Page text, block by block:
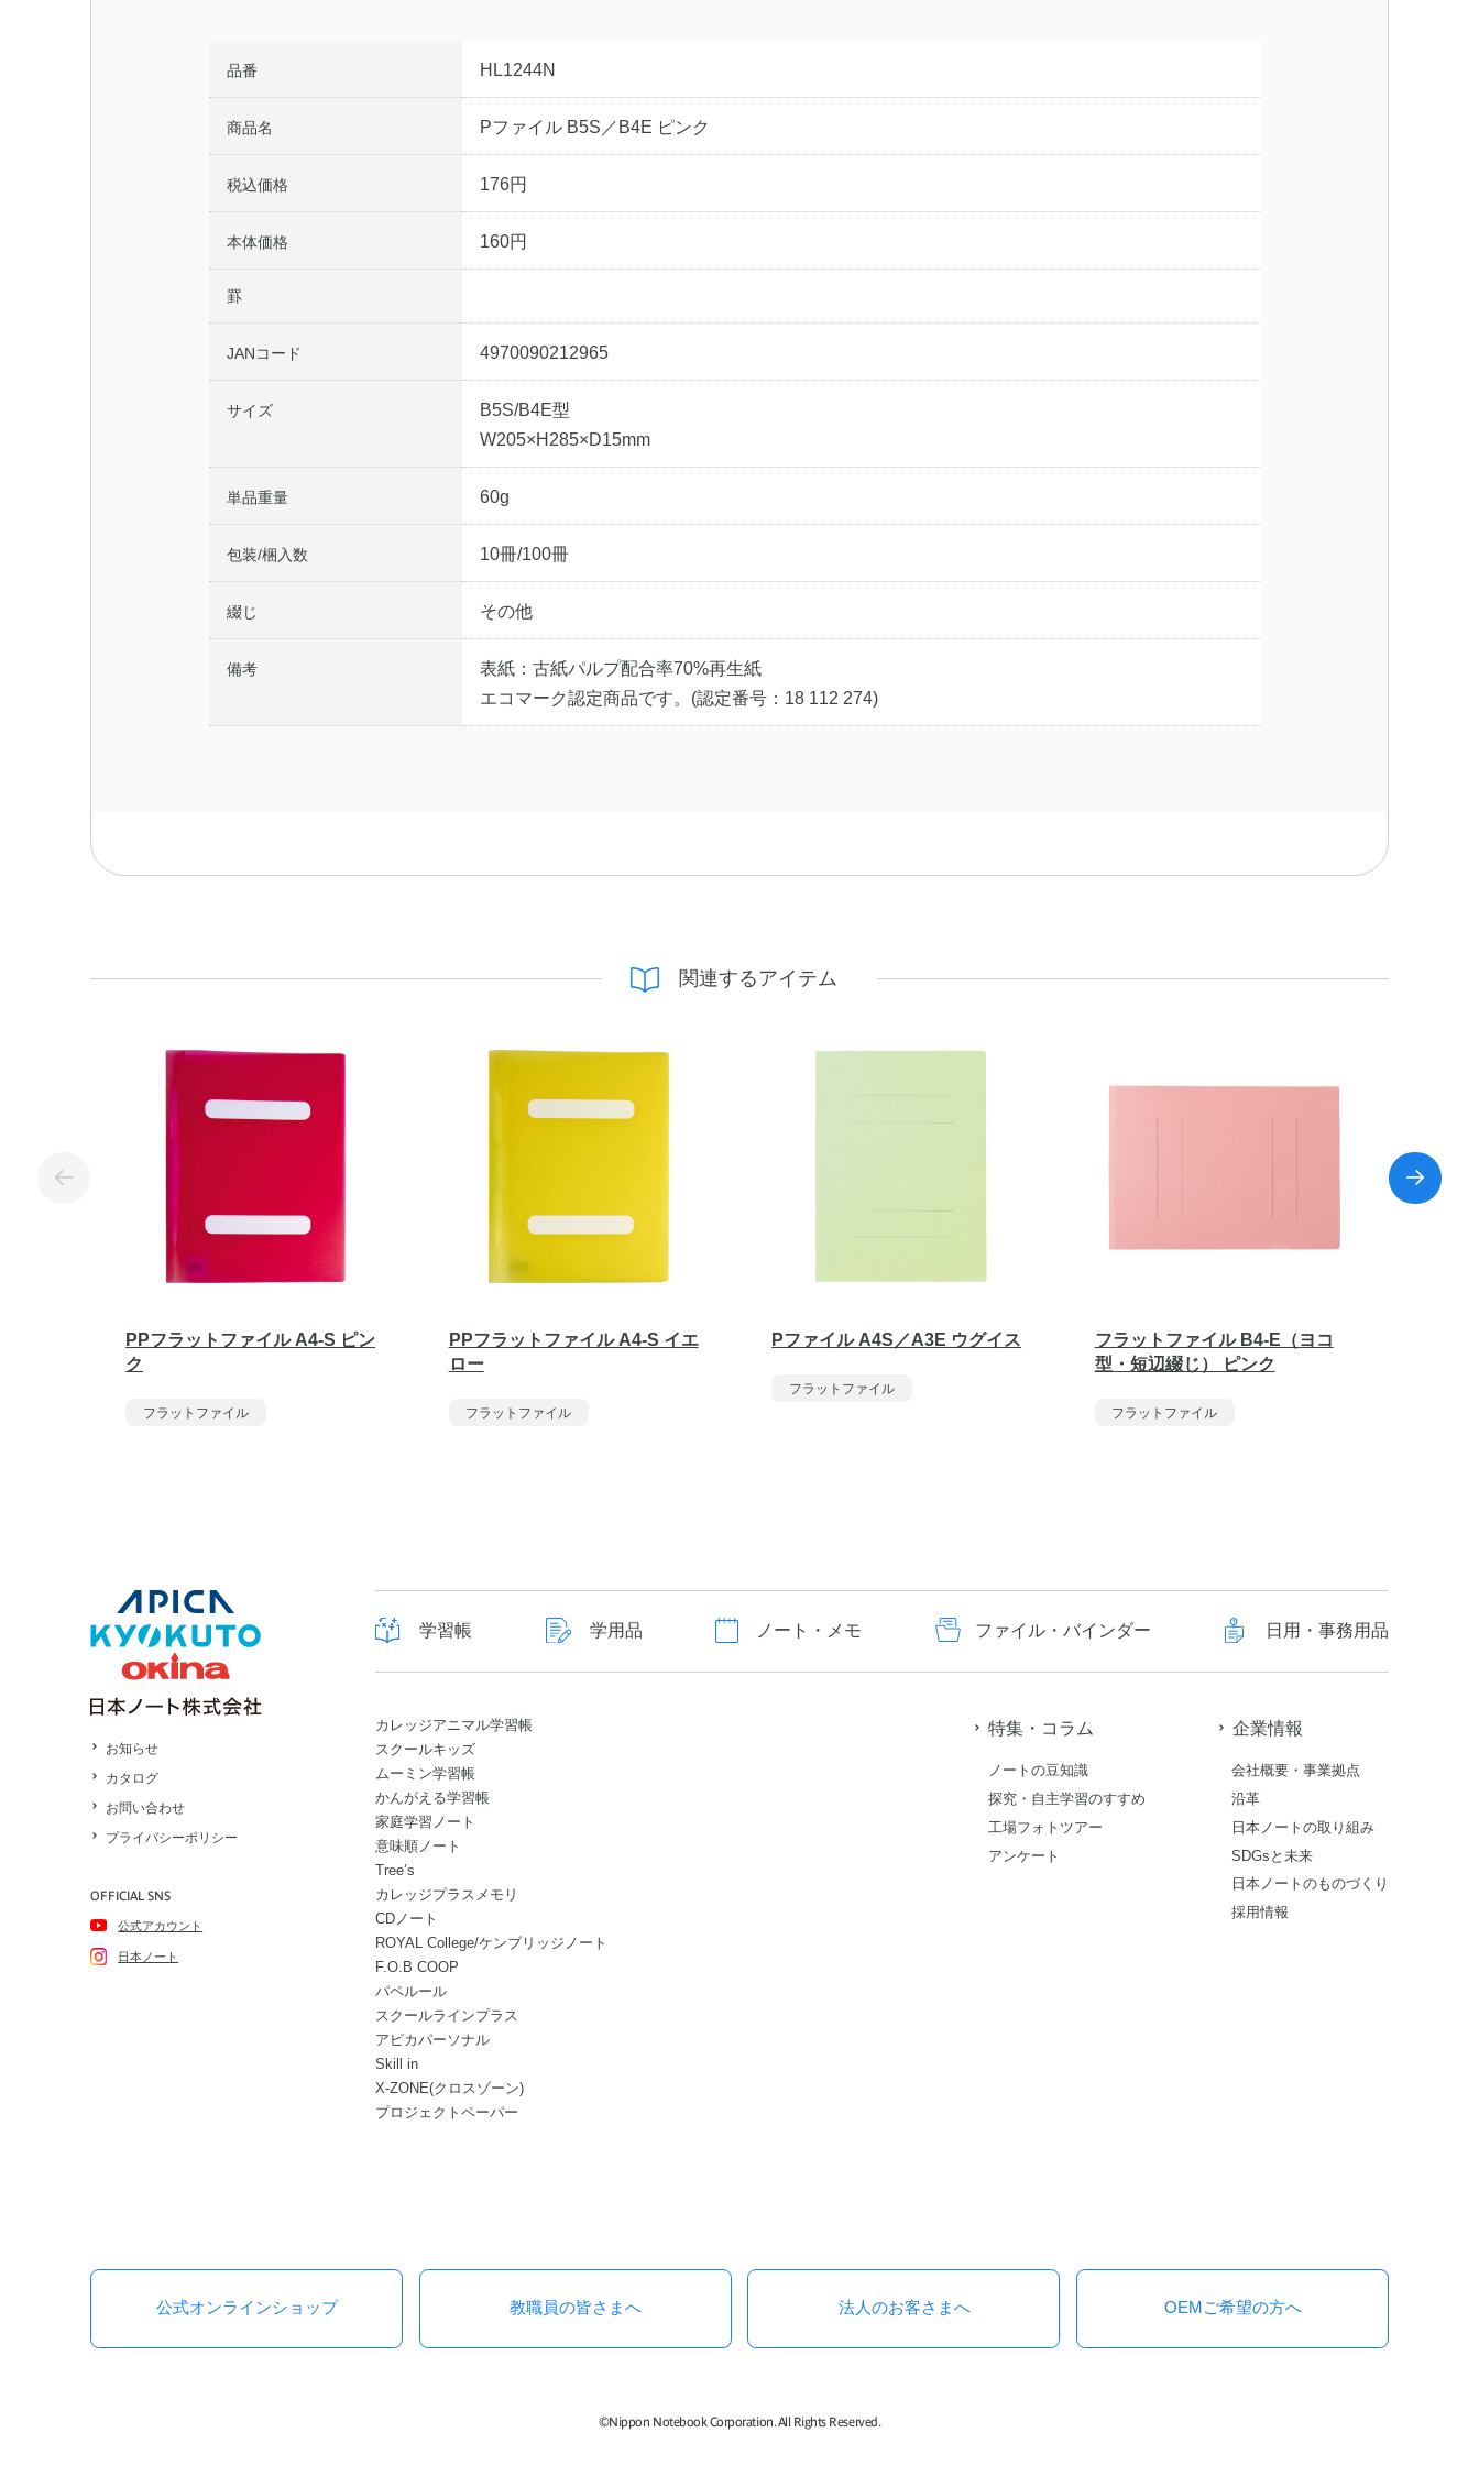
品番 HL1244N
商品名 Pファイル B5S／B4E ピンク
税込価格 176円
本体価格 160円
罫
JANコード 4970090212965
サイズ
B5S/B4E型
W205×H285×D15mm
単品重量 60g
包装/梱入数 10冊/100冊
綴じ その他
備考
表紙：古紙パルプ配合率70%再生紙
エコマーク認定商品です。(認定番号：18 112 274)
関連するアイテム
PPフラットファイル A4-S ピン
ク
フラットファイル
PPフラットファイル A4-S イエ
ロー
フラットファイル
Pファイル A4S／A3E ウグイス
フラットファイル
フラットファイル B4-E（ヨコ
型・短辺綴じ） ピンク
フラットファイル
お知らせ
カタログ
お問い合わせ
プライバシーポリシー
OFFICIAL SNS
公式アカウント
日本ノート
学習帳 学用品 ノート・メモ ファイル・バインダー 日用・事務用品
カレッジアニマル学習帳
スクールキッズ
ムーミン学習帳
かんがえる学習帳
家庭学習ノート
意味順ノート
Tree’s
カレッジプラスメモリ
CDノート
ROYAL College/ケンブリッジノート
F.O.B COOP
パペルール
スクールラインプラス
アピカパーソナル
Skill in
X-ZONE(クロスゾーン)
プロジェクトペーパー
特集・コラム
ノートの豆知識
探究・自主学習のすすめ
工場フォトツアー
アンケート
企業情報
会社概要・事業拠点
沿革
日本ノートの取り組み
SDGsと未来
日本ノートのものづくり
採用情報
公式オンラインショップ 教職員の皆さまへ 法人のお客さまへ OEMご希望の方へ
©Nippon Notebook Corporation. All Rights Reserved.